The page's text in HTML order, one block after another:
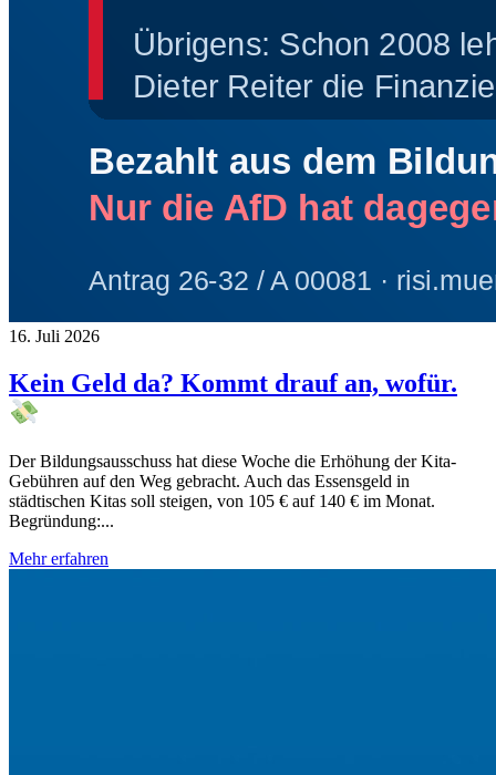
16. Juli 2026
Kein Geld da? Kommt drauf an, wofür.
Der Bildungsausschuss hat diese Woche die Erhöhung der Kita-
Gebühren auf den Weg gebracht. Auch das Essensgeld in
städtischen Kitas soll steigen, von 105 € auf 140 € im Monat.
Begründung:...
Mehr erfahren